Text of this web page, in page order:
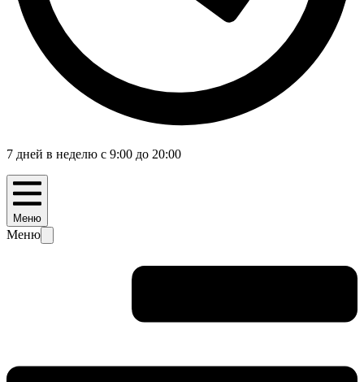
7 дней в неделю с 9:00 до 20:00
Меню
Меню